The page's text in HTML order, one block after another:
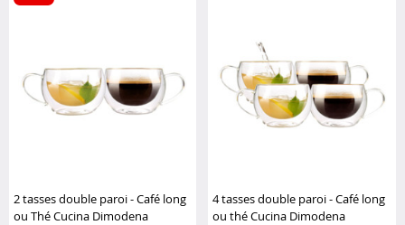
2 tasses double paroi - Café long
ou Thé Cucina Dimodena
4 tasses double paroi - Café long
ou thé Cucina Dimodena